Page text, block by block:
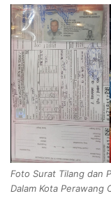
Foto Surat Tilang dan
Dalam Kota Perawang